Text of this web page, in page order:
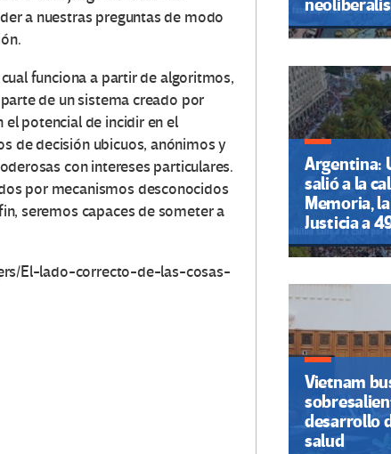
a nuestras preguntas de modo
funciona a partir de algoritmos,
de un sistema creado por
potencial de incidir en el
de decisión ubicuos, anónimos y
con intereses particulares.
por mecanismos desconocidos
seremos capaces de someter a
El-lado-correcto-de-las-cosas-
Argentina:
salió a la
Memoria,
Justicia a
Vietnam
desarrollo
salud